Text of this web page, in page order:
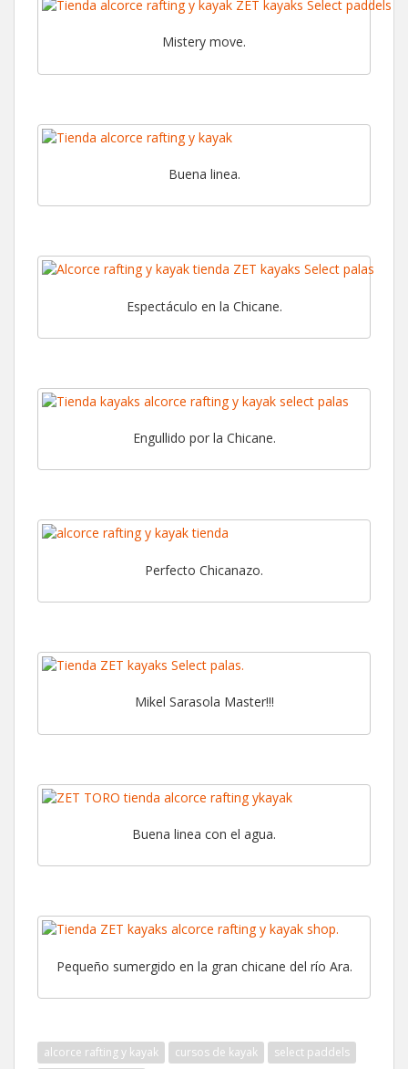
Mistery move.
Buena linea.
Espectáculo en la Chicane.
Engullido por la Chicane.
Perfecto Chicanazo.
Mikel Sarasola Master!!!
Buena linea con el agua.
Pequeño sumergido en la gran chicane del río Ara.
alcorce rafting y kayak cursos de kayak
select paddels